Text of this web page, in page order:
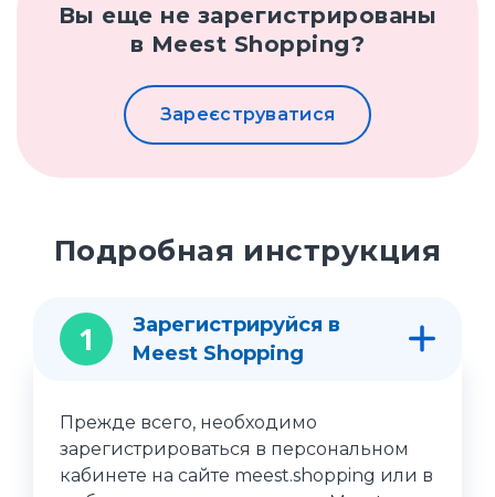
Вы еще не зарегистрированы
в Meest Shopping?
Зареєструватися
Подробная инструкция
1
Зарегистрируйся в
Meest Shopping
Прежде всего, необходимо
зарегистрироваться в персональном
кабинете на сайте meest.shopping или в